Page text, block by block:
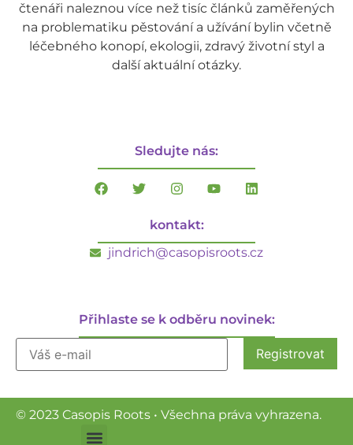
čtenáři naleznou více než tisíc článků zaměřených
na problematiku pěstování a užívání bylin včetně
léčebného konopí, ekologii, zdravý životní styl a
další aktuální otázky.
Sledujte nás:
kontakt:
jindrich@casopisroots.cz
Přihlaste se k odběru novinek:
© 2023 Casopis Roots • Všechna práva vyhrazena.